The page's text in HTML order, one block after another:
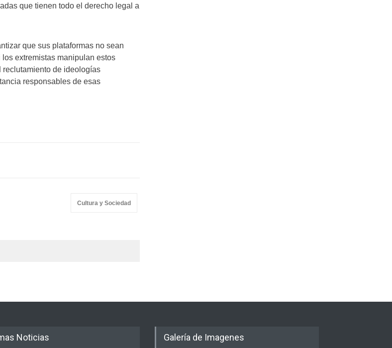
que tienen todo el derecho legal a
que sus plataformas no sean
extremistas manipulan estos
reclutamiento de ideologías
responsables de esas
Cultura y Sociedad
Noticias Galería de Imagenes